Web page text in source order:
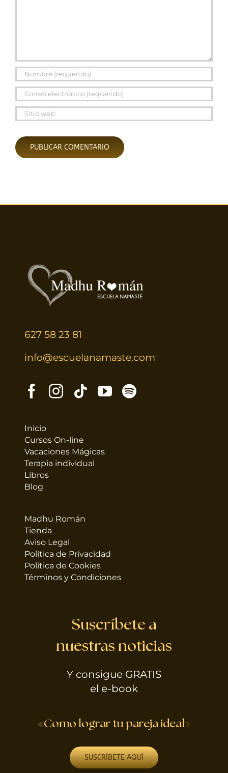
627 58 23 81
info@escuelanamaste.com
Inicio
Cursos On-line
Vacaciones Mágicas
Terapia individual
Libros
Blog
Madhu Román
Tienda
Aviso Legal
Política de Privacidad
Política de Cookies
Términos y Condiciones
Suscríbete a
nuestras noticias
Y consigue GRATIS
el e-book
«Como lograr tu pareja ideal»
SUSCRÍBETE AQUÍ